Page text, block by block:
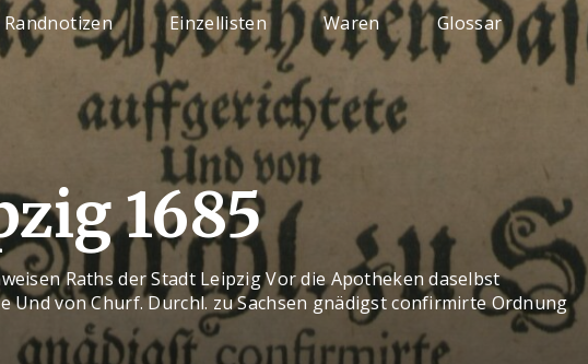
Randnotizen Einzellisten Waren Glossar
1685
Raths der Stadt Leipzig Vor die Apotheken daselbst
Und von Churf. Durchl. zu Sachsen gnädigst confirmirte Ordnung